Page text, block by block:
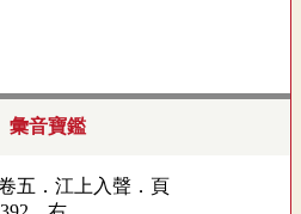
彙音寶鑑